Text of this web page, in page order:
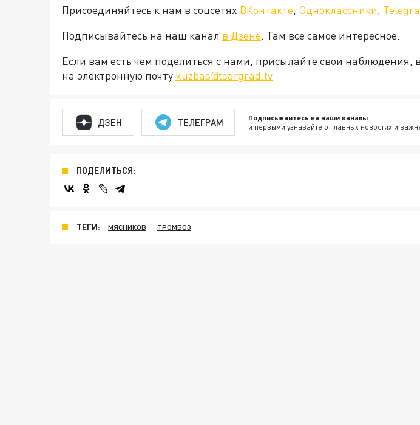
Присоединяйтесь к нам в соцсетях ВКонтакте, Одноклассники,
Подписывайтесь на наш канал в Дзене. Там все самое интересное.
Если вам есть чем поделиться с нами, присылайте свои наблюдения,
на электронную почту kuzbas@tsargrad.tv
ДЗЕН ТЕЛЕГРАМ Подписывайтесь на наши каналы
и первыми узнавайте о главных новостях и
ПОДЕЛИТЬСЯ:
ТЕГИ: МЯСНИКОВ ТРОМБОЗ